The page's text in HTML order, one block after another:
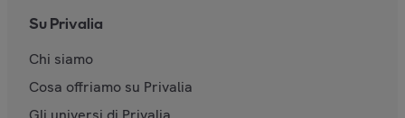
Su Privalia
Chi siamo
Cosa offriamo su Privalia